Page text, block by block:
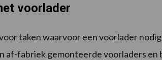
voorlader
taken waarvoor een voorlader nodig
af-fabriek gemonteerde voorladers en